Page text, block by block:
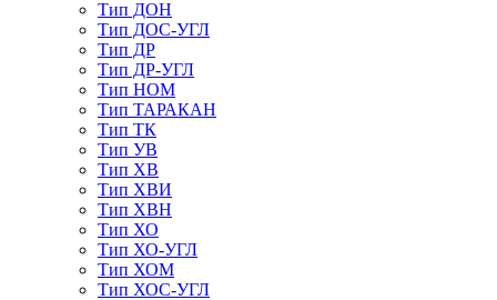
Тип ДОН
Тип ДОС-УГЛ
Тип ДР
Тип ДР-УГЛ
Тип НОМ
Тип ТАРАКАН
Тип ТК
Тип УВ
Тип ХВ
Тип ХВИ
Тип ХВН
Тип ХО
Тип ХО-УГЛ
Тип ХОМ
Тип ХОС-УГЛ